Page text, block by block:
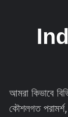
আমরা কিভাবে
কৌশলগত পরামর্শ,